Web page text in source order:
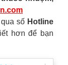
số Hotline
hơn để bạn